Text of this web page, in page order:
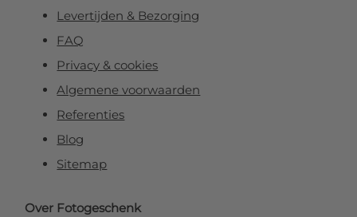
Levertijden & Bezorging
FAQ
Privacy & cookies
Algemene voorwaarden
Referenties
Blog
Sitemap
Over Fotogeschenk